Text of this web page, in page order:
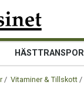
/ Vitaminer & Tillskott /